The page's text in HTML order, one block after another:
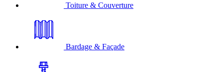
Toiture & Couverture
Bardage & Façade